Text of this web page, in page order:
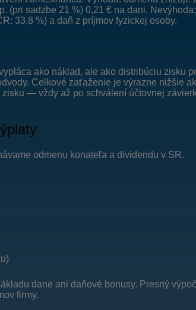
(pri sadzbe 21 %) 0,21 € na dani.
33,8 %) a daň z príjmov fyzickej osoby.
ako náklad, ale ako distribúciu zisku
Celkové zaťaženie je výrazne nižšie
— vždy až po schválení účtovnej
odmenu konateľa a dividendu v SR.
dane ani daňové bonusy. Presný
firmy.